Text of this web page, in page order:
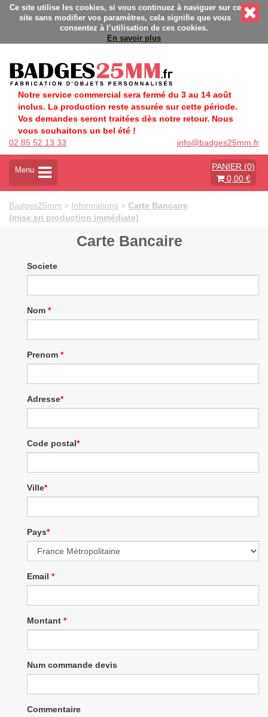
personnalisés - Fabrication Française éco-responsable -
Ce site utilise les cookies, si vous continuez à naviguer sur ce
site sans modifier vos paramètres, cela signifie que vous
consentez à l’utilisation de ces cookies.
En savoir plus
Notre service commercial sera fermé du 3 au 14 août
inclus. La production reste assurée sur cette période.
Vos demandes seront traitées dès notre retour. Nous
vous souhaitons un bel été !
02 85 52 13 33
info@badges25mm.fr
A
t
v
e
Menu
PANIER (0)
0,00 €
Badges25mm > Informations > Carte Bancaire
(mise en production immédiate)
Carte Bancaire
Societe
Nom *
Prenom *
Adresse*
Code postal*
Ville*
Pays*
Email *
Montant *
Num commande devis
Commentaire